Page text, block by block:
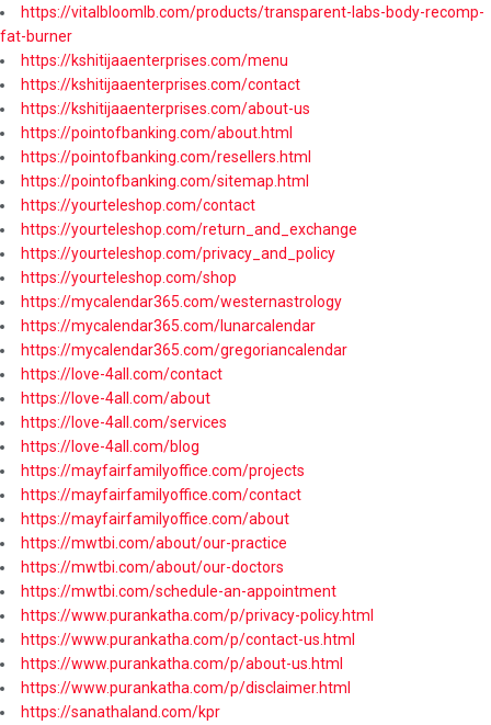
https://vitalbloomlb.com/products/transparent-labs-body-recomp-
fat-burner
https://kshitijaaenterprises.com/menu
https://kshitijaaenterprises.com/contact
https://kshitijaaenterprises.com/about-us
https://pointofbanking.com/about.html
https://pointofbanking.com/resellers.html
https://pointofbanking.com/sitemap.html
https://yourteleshop.com/contact
https://yourteleshop.com/return_and_exchange
https://yourteleshop.com/privacy_and_policy
https://yourteleshop.com/shop
https://mycalendar365.com/westernastrology
https://mycalendar365.com/lunarcalendar
https://mycalendar365.com/gregoriancalendar
https://love-4all.com/contact
https://love-4all.com/about
https://love-4all.com/services
https://love-4all.com/blog
https://mayfairfamilyoffice.com/projects
https://mayfairfamilyoffice.com/contact
https://mayfairfamilyoffice.com/about
https://mwtbi.com/about/our-practice
https://mwtbi.com/about/our-doctors
https://mwtbi.com/schedule-an-appointment
https://www.purankatha.com/p/privacy-policy.html
https://www.purankatha.com/p/contact-us.html
https://www.purankatha.com/p/about-us.html
https://www.purankatha.com/p/disclaimer.html
https://sanathaland.com/kpr